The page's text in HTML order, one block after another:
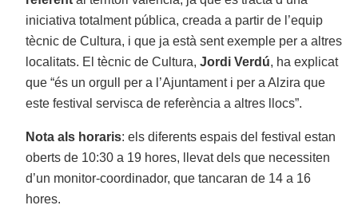
iniciativa totalment pública, creada a partir de l’equip
tècnic de Cultura, i que ja està sent exemple per a altres
localitats. El tècnic de Cultura,Jordi Verdú, ha explicat
que “és un orgull per a l’Ajuntament i per a Alzira que
este festival servisca de referència a altres llocs”.
Nota als horaris: els diferents espais del festival estan
oberts de 10:30 a 19 hores, llevat dels que necessiten
d’un monitor-coordinador, que tancaran de 14 a 16
hores.